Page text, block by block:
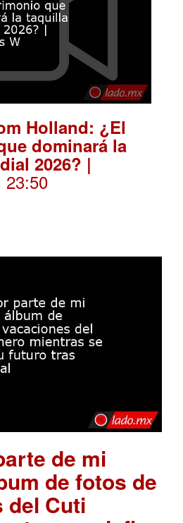
Holland: ¿El
dominará la
2026? |
23:50
de mi
de fotos de
del Cuti